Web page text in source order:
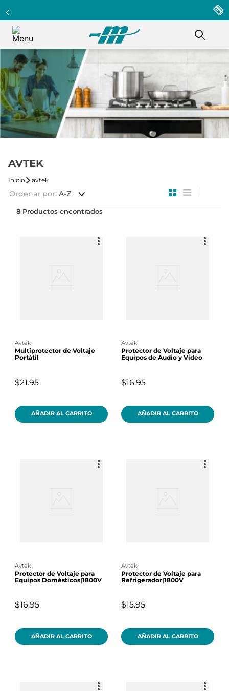
AVTEK
avtek
Ordenar por A-Z
8
avtek
Multiprotector de Voltaje
Portátil
$21.95
AÑADIR AL CARRITO
avtek
Protector de Voltaje para
Equipos de Audio y Video
$16.95
AÑADIR AL CARRITO
avtek
Protector de Voltaje para
Equipos Domésticos|1800V
$16.95
AÑADIR AL CARRITO
avtek
Protector de Voltaje para
Refrigerador|1800V
$15.95
AÑADIR AL CARRITO